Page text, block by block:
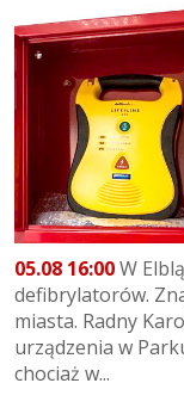
05.08 16:00W
defibrylatorów.
miasta. Radny
urządzenia w
chociaż w...